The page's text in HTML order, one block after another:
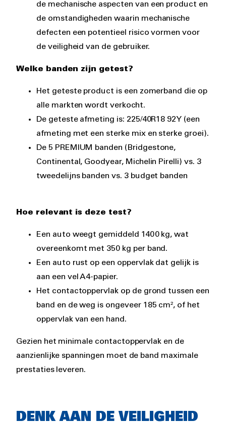
de mechanische aspecten van een product en
de omstandigheden waarin mechanische
defecten een potentieel risico vormen voor
de veiligheid van de gebruiker.
Welke banden zijn getest?
Het geteste product is een zomerband die op
alle markten wordt verkocht.
De geteste afmeting is: 225/40R18 92Y (een
afmeting met een sterke mix en sterke groei).
De 5 PREMIUM banden (Bridgestone,
Continental, Goodyear, Michelin Pirelli) vs. 3
tweedelijns banden vs. 3 budget banden
Hoe relevant is deze test?
Een auto weegt gemiddeld 1400 kg, wat
overeenkomt met 350 kg per band.
Een auto rust op een oppervlak dat gelijk is
aan een vel A4-papier.
Het contactoppervlak op de grond tussen een
band en de weg is ongeveer 185 cm², of het
oppervlak van een hand.
Gezien het minimale contactoppervlak en de
aanzienlijke spanningen moet de band maximale
prestaties leveren.
DENK AAN DE VEILIGHEID